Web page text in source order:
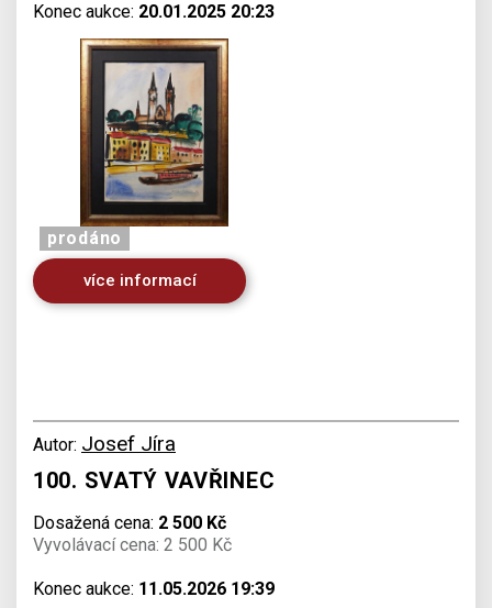
Konec aukce: 20.01.2025 20:23
prodáno
více informací
Autor: Josef Jíra
100. SVATÝ VAVŘINEC
Dosažená cena: 2 500 Kč
Vyvolávací cena: 2 500 Kč
Konec aukce: 11.05.2026 19:39